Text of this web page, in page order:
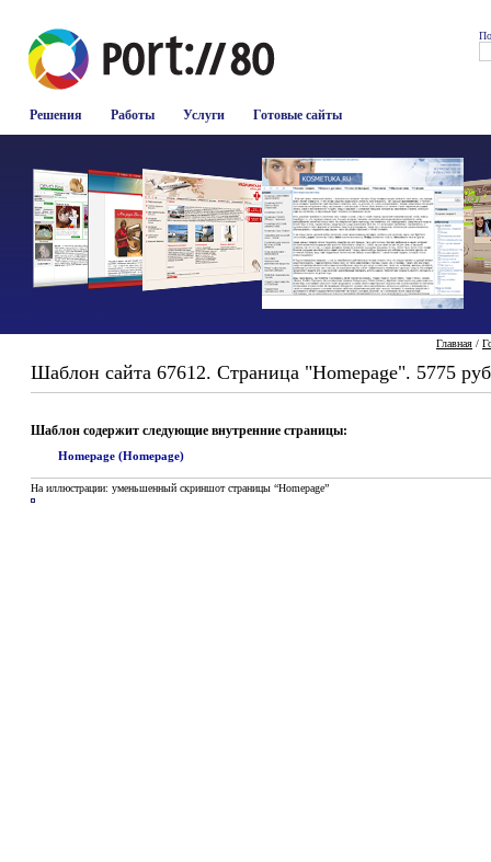
Решения Работы Услуги Готовые сайты
Главная /
Шаблон сайта 67612. Страница "Homepage". 5775
Шаблон содержит следующие внутренние страницы:
Homepage (Homepage)
На иллюстрации: уменьшенный скриншот страницы “Homepage”